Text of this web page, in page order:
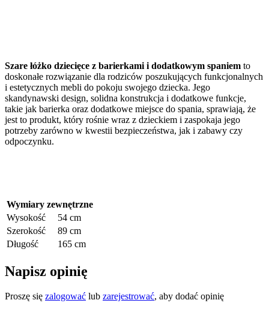
Szare łóżko dziecięce z barierkami i dodatkowym spaniem to
doskonałe rozwiązanie dla rodziców poszukujących funkcjonalnych
i estetycznych mebli do pokoju swojego dziecka. Jego
skandynawski design, solidna konstrukcja i dodatkowe funkcje,
takie jak barierka oraz dodatkowe miejsce do spania, sprawiają, że
jest to produkt, który rośnie wraz z dzieckiem i zaspokaja jego
potrzeby zarówno w kwestii bezpieczeństwa, jak i zabawy czy
odpoczynku.
Wymiary zewnętrzne
Wysokość
54 cm
Szerokość
89 cm
Długość
165 cm
Napisz opinię
Proszę się zalogować lub zarejestrować, aby dodać opinię